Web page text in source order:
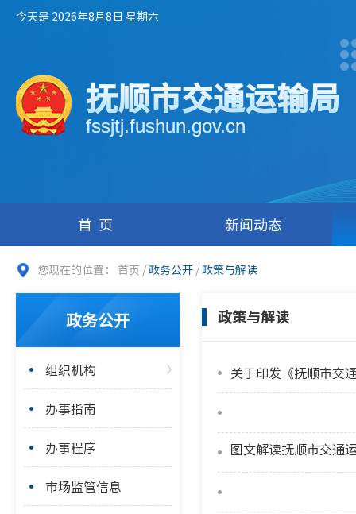
今天是 2026年8月8日 星期六
抚顺市交通运输局
fssjtj.fushun.gov.cn
首页 新闻动态
您现在的位置： 首页 /政务公开 /政策与解读
政务公开
组织机构
办事指南
办事程序
市场监管信息
政策与解读
关于印发《抚顺市交
图文解读抚顺市交通